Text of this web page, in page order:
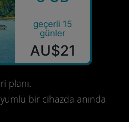
geçerli 15
günler
AU$21
planı.
bir cihazda anında